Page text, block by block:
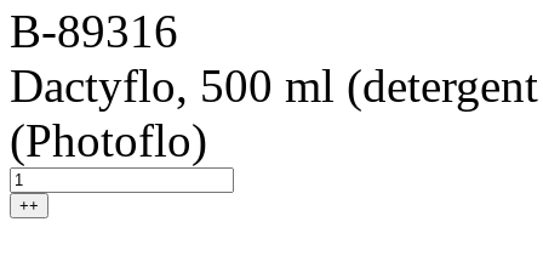
B-89316
Dactyflo, 500 ml
(Photoflo)
++